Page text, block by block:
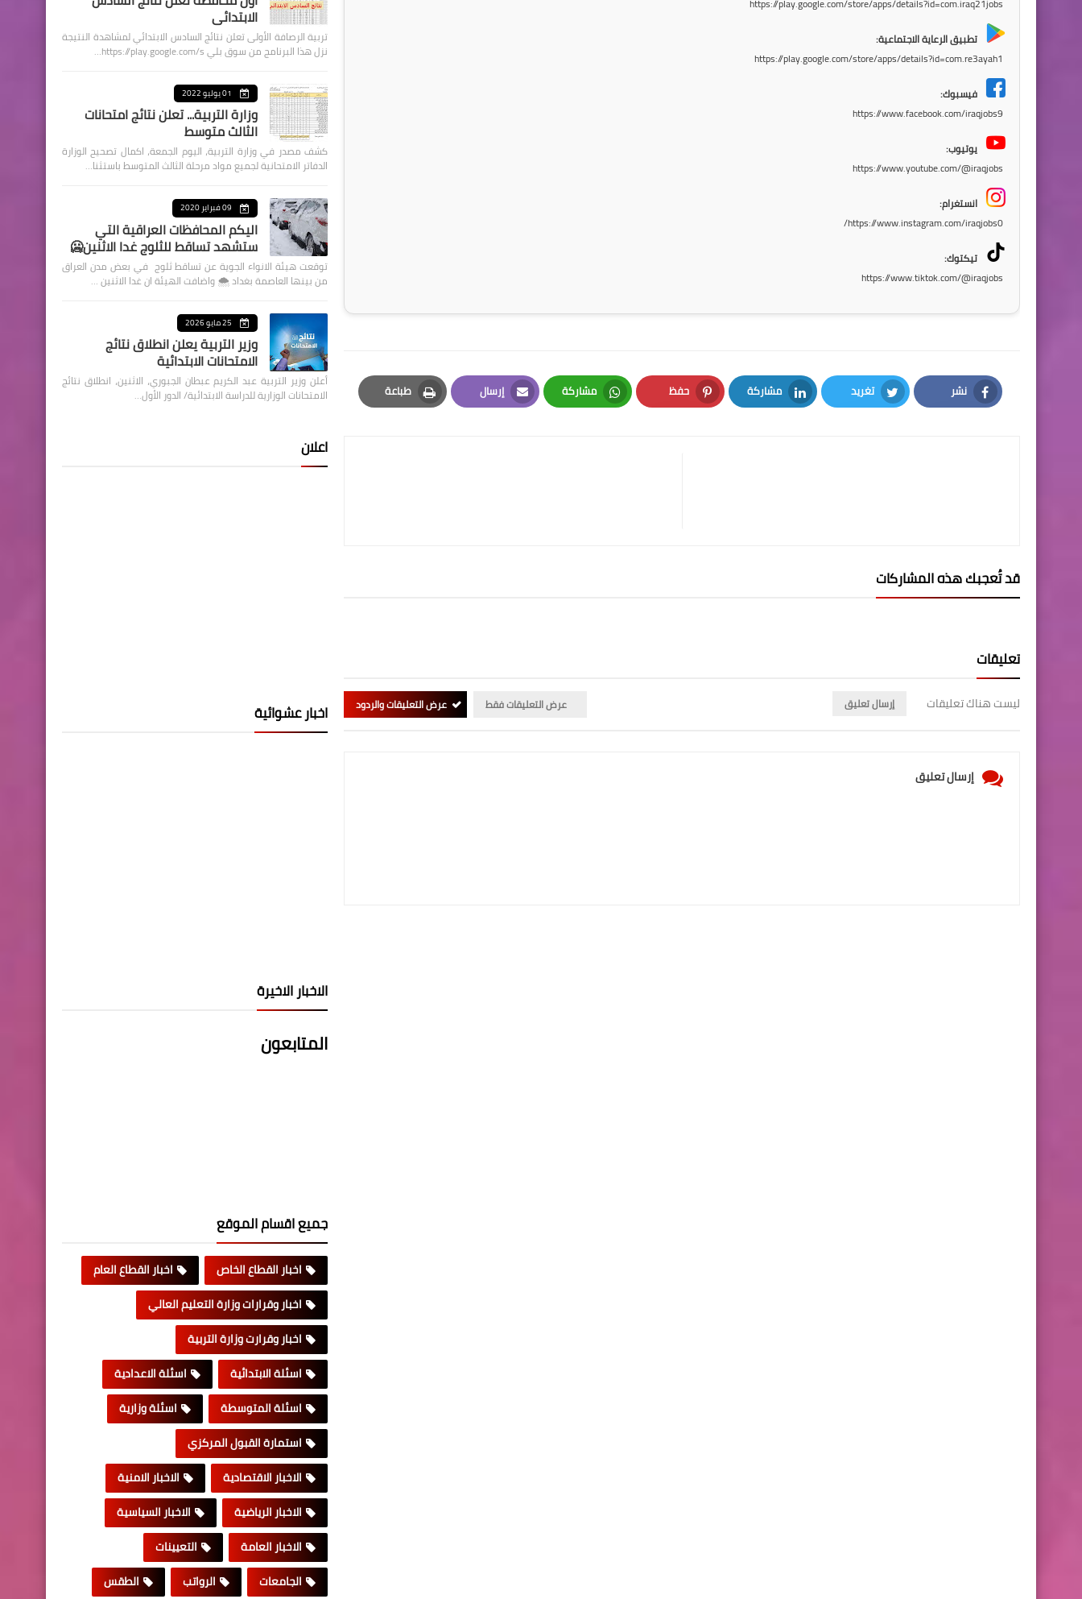
https://play.google.com/store/apps/details?id=com.iraq21jobs
تطبيق الرعاية الاجتماعية:
https://play.google.com/store/apps/details?id=com.re3ayah1
فيسبوك:
https://www.facebook.com/iraqjobs9
يوتيوب:
https://www.youtube.com/@iraqjobs
انستغرام:
https://www.instagram.com/iraqjobs0/
تيكتوك:
https://www.tiktok.com/@iraqjobs
نشر
Facebook
تغريد
Twitter
مشاركة
LinkedIn
حفظ
Pinterest
مشاركة
Whatsapp
إرسال
Email
طباعة
Print
قد تُعجبك هذه المشاركات
تعليقات
ليست هناك تعليقات إرسال تعليق عرض التعليقات فقط عرض التعليقات والردود
إرسال تعليق
الابتدائي
تربية الرصافة الأولى تعلن نتائج السادس الابتدائي لمشاهدة النتيجة
نزل هذا البرنامج من سوق بلي https://play.google.com/s…
01 يوليو 2022
وزارة التربية... تعلن نتائج امتحانات
الثالث متوسط
كشف مصدر في وزارة التربية، اليوم الجمعة، اكمال تصحيح الوزارة
الدفاتر الامتحانية لجميع مواد مرحلة الثالث المتوسط باستثنا…
09 فبراير 2020
اليكم المحافظات العراقية التي
ستشهد تساقط للثلوج غدا الاثنين🥶
توقعت هيئة الانواء الجوية عن تساقط ثلوج في بعض مدن العراق
من بينها العاصمة بغداد ⁦🌨️⁩ واضافت الهيئة ان غدا الاثنين …
25 مايو 2026
وزير التربية يعلن انطلاق نتائج
الامتحانات الابتدائية
أعلن وزير التربية عبد الكريم عبطان الجبوري، الاثنين، انطلاق نتائج
الامتحانات الوزارية للدراسة الابتدائية/ الدور الأول…
اعلان
اخبار عشوائية
الاخبار الاخيرة
المتابعون
جميع اقسام الموقع
اخبار القطاع الخاص
اخبار القطاع العام
اخبار وقرارات وزارة التعليم العالي
اخبار وقرارت وزارة التربية
اسئلة الابتدائية
اسئلة الاعدادية
اسئلة المتوسطة
اسئلة وزارية
استمارة القبول المركزي
الاخبار الاقتصادية
الاخبار الامنية
الاخبار الرياضية
الاخبار السياسية
الاخبار العامة
التعيينات
الجامعات
الرواتب الطقس